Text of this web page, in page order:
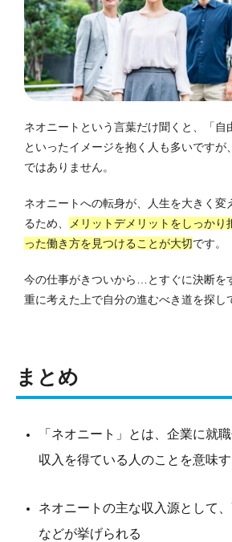
ネオニートという言葉だけ聞くと、「自
といったイメージを抱く人も多いですが
ではありません。
ネオニートへの転身が、人生を大きく変
るため、
メリットデメリットをしっかり
った働き方を見つけることが大切です。
今の仕事がきついから…とすぐに決断を
重に考えた上で自分の進むべき道を探し
まとめ
「ネオニート」とは、企業に就
収入を得ている人のことを意味す
ネオニートの主な収入源として
などが挙げられる